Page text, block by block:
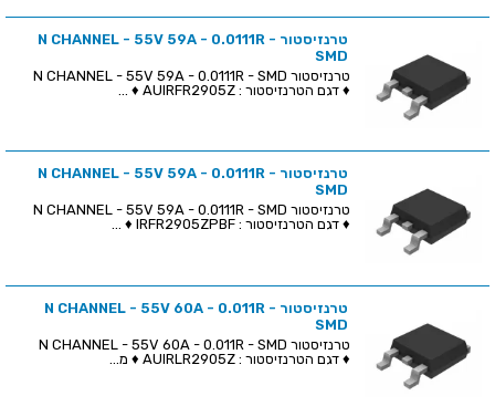
טרנזיסטור N CHANNEL - 55V 59A - 0.0111R -
SMD
♦ דגם הטרנזיסטור : AUIRFR2905Z ♦ ...
טרנזיסטור N CHANNEL - 55V 59A - 0.0111R -
SMD
♦ דגם הטרנזיסטור : IRFR2905ZPBF ♦ ...
טרנזיסטור N CHANNEL - 55V 60A - 0.011R -
SMD
♦ דגם הטרנזיסטור : AUIRLR2905Z ♦ מ...